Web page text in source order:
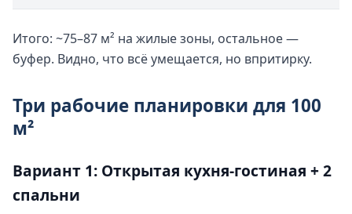
Итого: ~75–87 м² на жилые зоны, остальное —
буфер. Видно, что всё умещается, но впритирку.
Три рабочие планировки для 100
м²
Вариант 1: Открытая кухня-гостиная + 2
спальни